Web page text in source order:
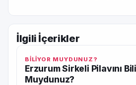
İlgili İçerikler
BİLİYOR MUYDUNUZ?
Erzurum Sirkeli Pilavını
Muydunuz?